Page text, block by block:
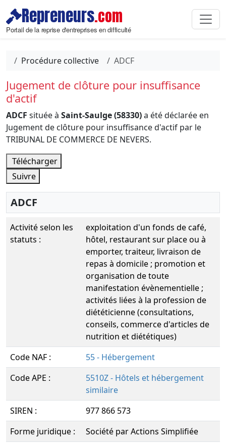
Repreneurs.com
Portail de la reprise d'entreprises en difficulté
Procédure collective ADCF
Jugement de clôture pour insuffisance
d'actif
ADCF située à Saint-Saulge (58330)a été déclarée en
Jugement de clôture pour insuffisance d'actif par le
TRIBUNAL DE COMMERCE DE NEVERS.
Télécharger
Suivre
ADCF
Activité selon les
statuts :
exploitation d'un fonds de café,
hôtel, restaurant sur place ou à
emporter, traiteur, livraison de
repas à domicile ; promotion et
organisation de toute
manifestation évènementielle ;
activités liées à la profession de
diététicienne (consultations,
conseils, commerce d'articles de
nutrition et diététiques)
Code NAF :
55 - Hébergement
Code APE :
5510Z - Hôtels et hébergement
similaire
SIREN :
977 866 573
Forme juridique :
Société par Actions Simplifiée